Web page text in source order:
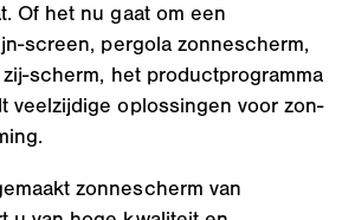
Of het nu gaat om een
screen, pergola zonnescherm,
scherm, het productprogramma
veelzijdige oplossingen voor zon-
zonnescherm van